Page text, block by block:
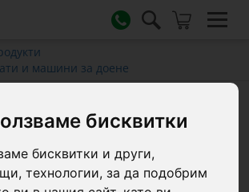
бисквитки
бисквитки и други,
технологии, за да подобрим
и машини за доене
тройник, 8,5 мм